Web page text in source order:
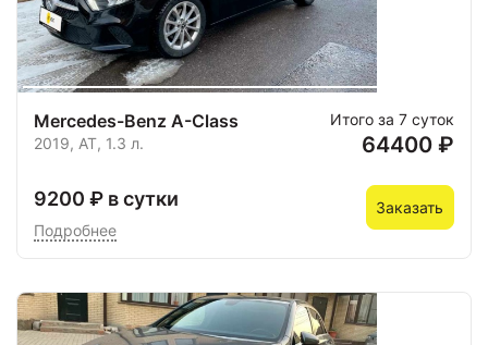
Mercedes-Benz A-Class
2019, AT, 1.3 л.
Итого за 7 суток
64400 ₽
9200 ₽ в сутки
Подробнее
Заказать